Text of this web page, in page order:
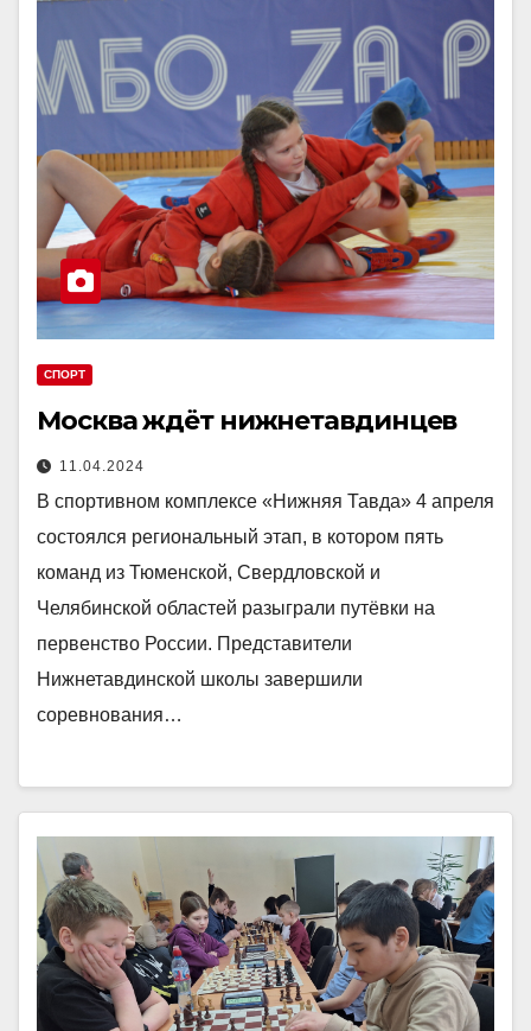
СПОРТ
Москва ждёт нижнетавдинцев
11.04.2024
В спортивном комплексе «Нижняя Тавда» 4 апреля
состоялся региональный этап, в котором пять
команд из Тюменской, Свердловской и
Челябинской областей разыграли путёвки на
первенство России. Представители
Нижнетавдинской школы завершили
соревнования…